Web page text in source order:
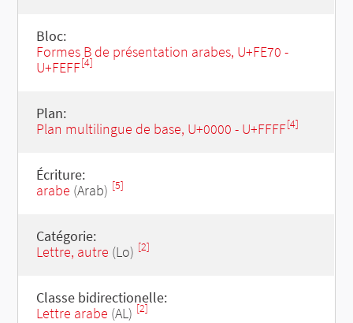
Bloc:
Formes B de présentation arabes, U+FE70 -
U+FEFF[4]
Plan:
Plan multilingue de base, U+0000 - U+FFFF[4]
Écriture:
arabe (Arab) [5]
Catégorie:
Lettre, autre (Lo) [2]
Classe bidirectionelle:
Lettre arabe (AL) [2]